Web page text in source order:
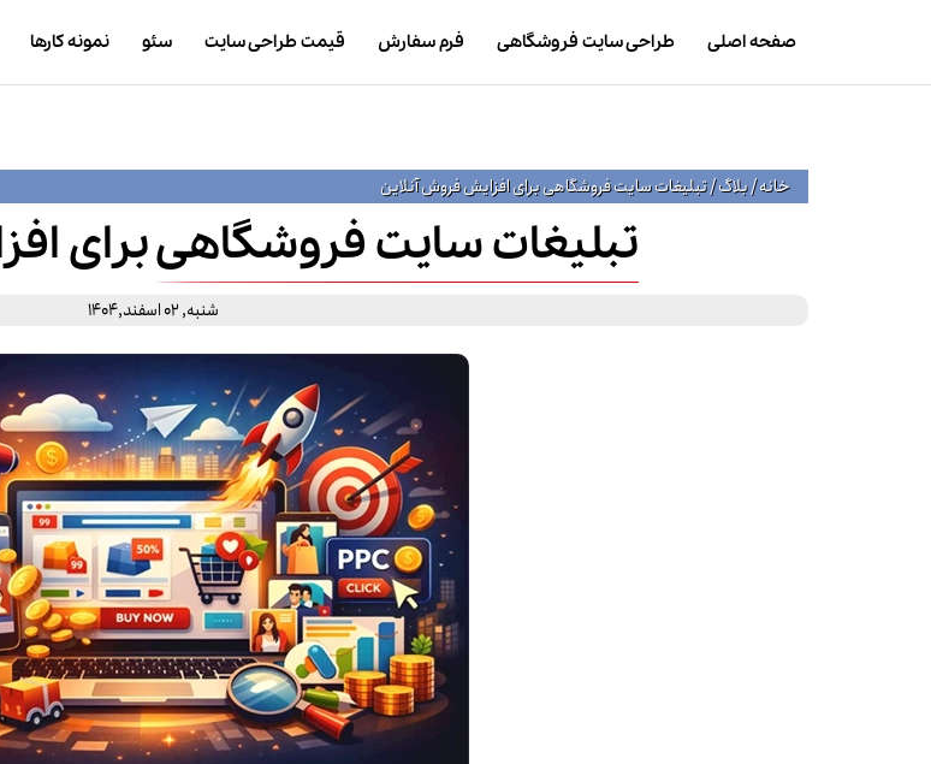
صفحه اصلی طراحی سایت فروشگاهی فرم سفارش قیمت طراحی سایت سئو نمونه کارها
خانه/بلاگ/تبلیغات سایت فروشگاهی برای افزایش فروش آنلاین
تبلیغات سایت فروشگاهی برای
شنبه, 02 اسفند,1404